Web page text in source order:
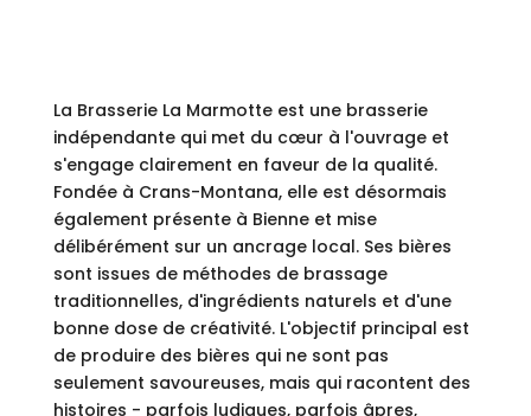
La Brasserie La Marmotte est une brasserie
indépendante qui met du cœur à l'ouvrage et
s'engage clairement en faveur de la qualité.
Fondée à Crans-Montana, elle est désormais
également présente à Bienne et mise
délibérément sur un ancrage local. Ses bières
sont issues de méthodes de brassage
traditionnelles, d'ingrédients naturels et d'une
bonne dose de créativité. L'objectif principal est
de produire des bières qui ne sont pas
seulement savoureuses, mais qui racontent des
histoires - parfois ludiques, parfois âpres,